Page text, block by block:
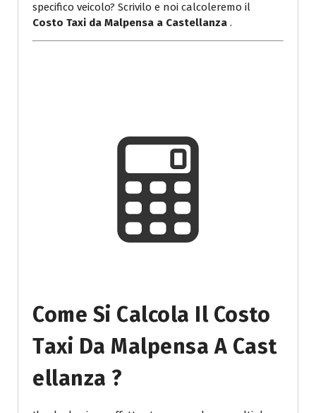
specifico veicolo? Scrivilo e noi calcoleremo il
Costo Taxi da Malpensa a Castellanza .
Come Si Calcola Il Costo
Taxi Da Malpensa A Cast
Ellanza ?